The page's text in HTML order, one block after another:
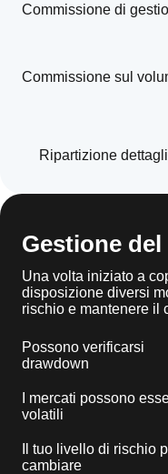
Commissione di
Commissione sul
Ripartizione
Gestione
Una volta iniziato a
disposizione diversi
rischio e mantenere il
Possono verificarsi
drawdown
I mercati possono
volatili
Il tuo livello di rischio
cambiare